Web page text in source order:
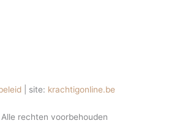
| site: krachtigonline.be
rechten voorbehouden